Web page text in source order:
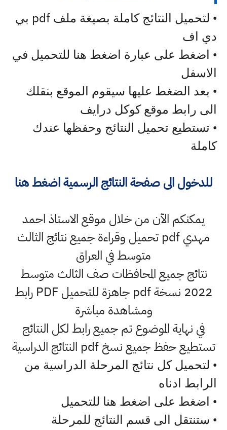
• لتحميل النتائج كاملة بصيغة ملف pdf بي
دي اف
• اضغط على عبارة اضغط هنا للتحميل في
الاسفل
• بعد الضغط عليها سيقوم الموقع بنقلك
الى رابط موقع كوكل درايف
• تستطيع تحميل النتائج وحفظها عندك
كاملة
للدخول الى صفحة النتائج الرسمية اضغط هنا
يمكنكم الآن من خلال موقع الاستاذ احمد
مهدي pdf تحميل وقراءة جميع نتائج الثالث
متوسط في العراق
نتائج جميع المحافظات صف الثالث متوسط
2022 نسخة pdf جاهزة للتحميل PDF رابط
ومشاهدة مباشرة
في نهاية الموضوع تم جميع رابط لكل النتائج
تستطيع حفظ جميع نسخ pdf النتائج الدراسية
• لتحميل كل نتائج المرحلة الدراسية من
الرابط ادناه
• اضغط على اضغط هنا للتحميل
• ستنتقل الى قسم النتائج للمرحلة